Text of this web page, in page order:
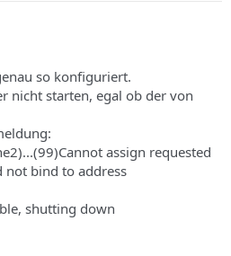
so konfiguriert.
nicht starten, egal ob der von
assign requested
not bind to address
shutting down